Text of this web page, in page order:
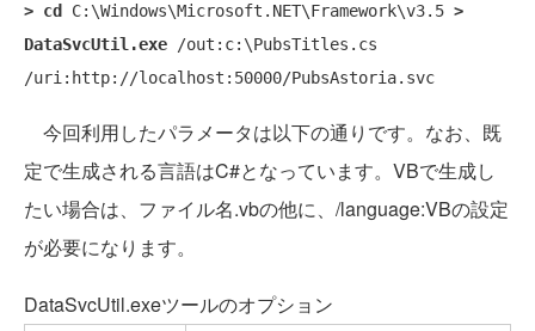
> cd C:\Windows\Microsoft.NET\Framework\v3.5 >
DataSvcUtil.exe /out:c:\PubsTitles.cs
今回利用したパラメータは以下の通りです。なお、既
定で生成される言語はC#となっています。VBで生成し
たい場合は、ファイル名.vbの他に、/language:VBの設定
が必要になります。
DataSvcUtil.exeツールのオプション